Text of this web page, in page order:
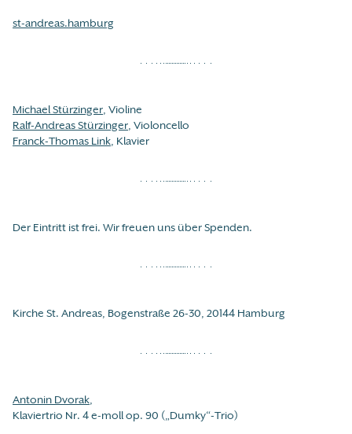
st-andreas.hamburg
Michael Stürzinger, Violine
Ralf-Andreas Stürzinger, Violoncello
Franck-Thomas Link, Klavier
Der Eintritt ist frei. Wir freuen uns über Spenden.
Kirche St. Andreas, Bogenstraße 26-30, 20144 Hamburg
Antonin Dvorak,
Klaviertrio Nr. 4 e-moll op. 90 („Dumky“-Trio)